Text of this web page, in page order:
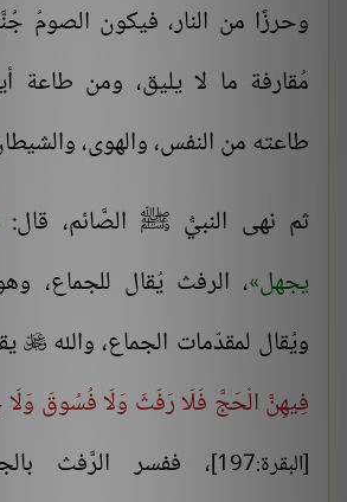
وحرزًا من النار، فيكون الصومُ
مُقارفة ما لا يليق، ومن طاعة
طاعته من النفس، والهوى،
ثم نهى النبيُّ ﷺ الصَّائم، قال:
يجهل ، الرفث يُقال للجماع،
ويُقال لمقدّمات الجماع، والله
فِيهِنَّ الْحَجَّ فَلَا رَفَثَ وَلَا فُسُوقَ
[البقرة:197]
، ففسر الرَّفث